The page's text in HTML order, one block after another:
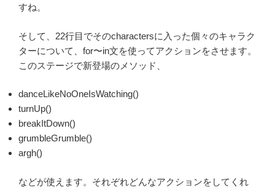
すね。
そして、22行目でそのcharactersに入った個々のキャラク
ターについて、for〜in文を使ってアクションをさせます。
このステージで新登場のメソッド、
danceLikeNoOneIsWatching()
turnUp()
breakItDown()
grumbleGrumble()
argh()
などが使えます。それぞれどんなアクションをしてくれ